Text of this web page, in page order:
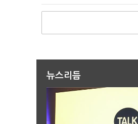
뉴스리듬